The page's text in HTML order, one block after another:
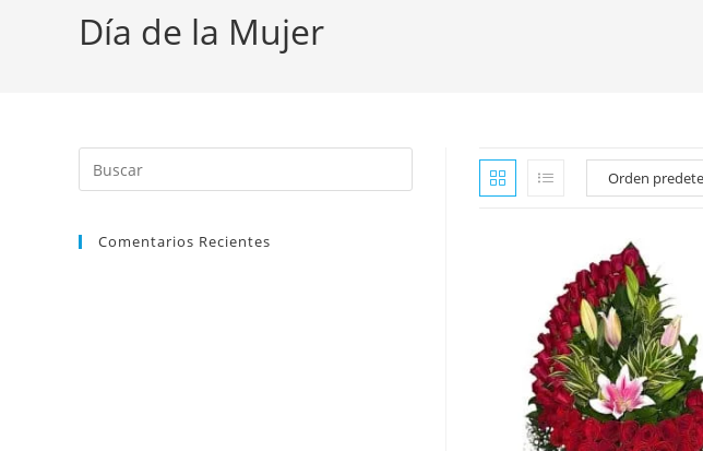
Día de la Mujer
Comentarios Recientes